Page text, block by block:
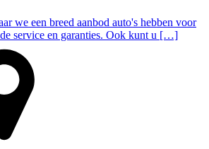
we een breed aanbod auto's hebben voor
service en garanties. Ook kunt u […]